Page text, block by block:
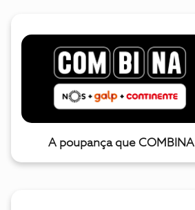
A poupança que COMBINA